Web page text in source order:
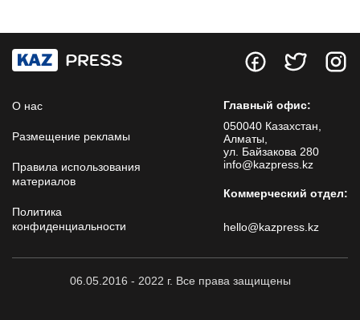
О нас
Размещение рекламы
Правила использования
материалов
Политика
конфиденциальности
Главный офис:
050040 Казахстан,
Алматы,
ул. Байзакова 280
info@kazpress.kz
Коммерческий отдел:
hello@kazpress.kz
06.05.2016 - 2022 г. Все права защищены